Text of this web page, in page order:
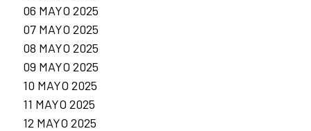
06 MAYO 2025
07 MAYO 2025
08 MAYO 2025
09 MAYO 2025
10 MAYO 2025
11 MAYO 2025
12 MAYO 2025